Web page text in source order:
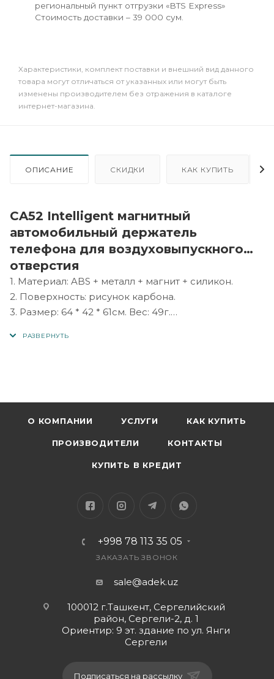
региональный пункт отгрузки «BTS Express»
Стоимость доставки – 39 000 сум.
Xарактеристики, комплект поставки и внешний вид данного
товара могут отличаться от указанных или могут быть
изменены производителем без отражения в каталоге
интернет-магазина.
ОПИСАНИЕ СКИДКИ КАК КУПИТЬ
CA52 Intelligent магнитный
автомобильный держатель
телефона для воздуховыпускного
отверстия
1. Материал: ABS + металл + магнит + силикон.
2. Поверхность: рисунок карбона.
3. Размер: 64 * 42 * 61см. Вес: 49г.
О КОМПАНИИ УСЛУГИ КАК КУПИТЬ
ПРОИЗВОДИТЕЛИ КОНТАКТЫ
КУПИТЬ В КРЕДИТ
+998 78 113 35 05
ЗАКАЗАТЬ ЗВОНОК
sale@adek.uz
100012 г.Ташкент, Сергелийский
район, Сергели-2, д. 1
Ориентир: 9 эт. здание по ул. Янги
Сергели
Подписаться на рассылку